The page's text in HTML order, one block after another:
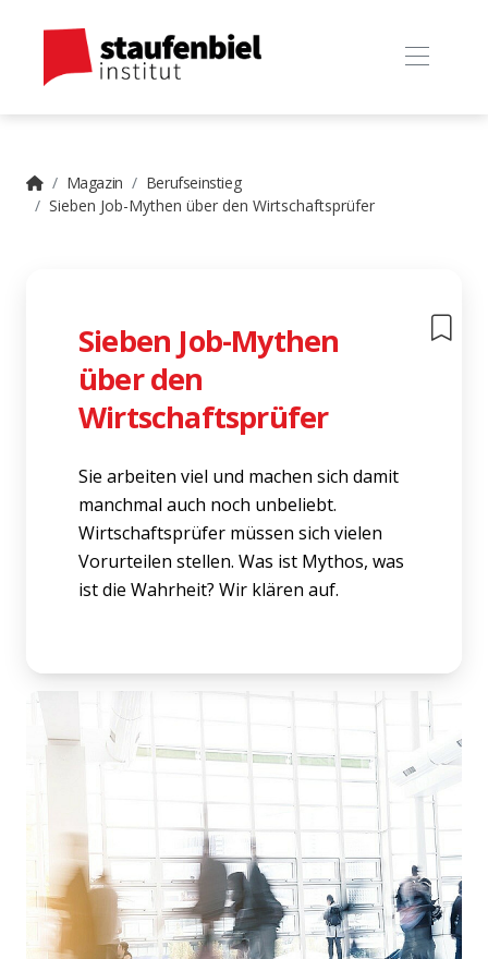
Magazin
Berufseinstieg
Sieben Job-Mythen über den Wirtschaftsprüfer
Sieben Job-Mythen
über den
Wirtschaftsprüfer
Sie arbeiten viel und machen sich damit
manchmal auch noch unbeliebt.
Wirtschaftsprüfer müssen sich vielen
Vorurteilen stellen. Was ist Mythos, was
ist die Wahrheit? Wir klären auf.